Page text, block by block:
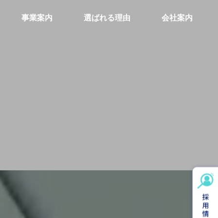
事業案内 選ばれる理由 会社案内